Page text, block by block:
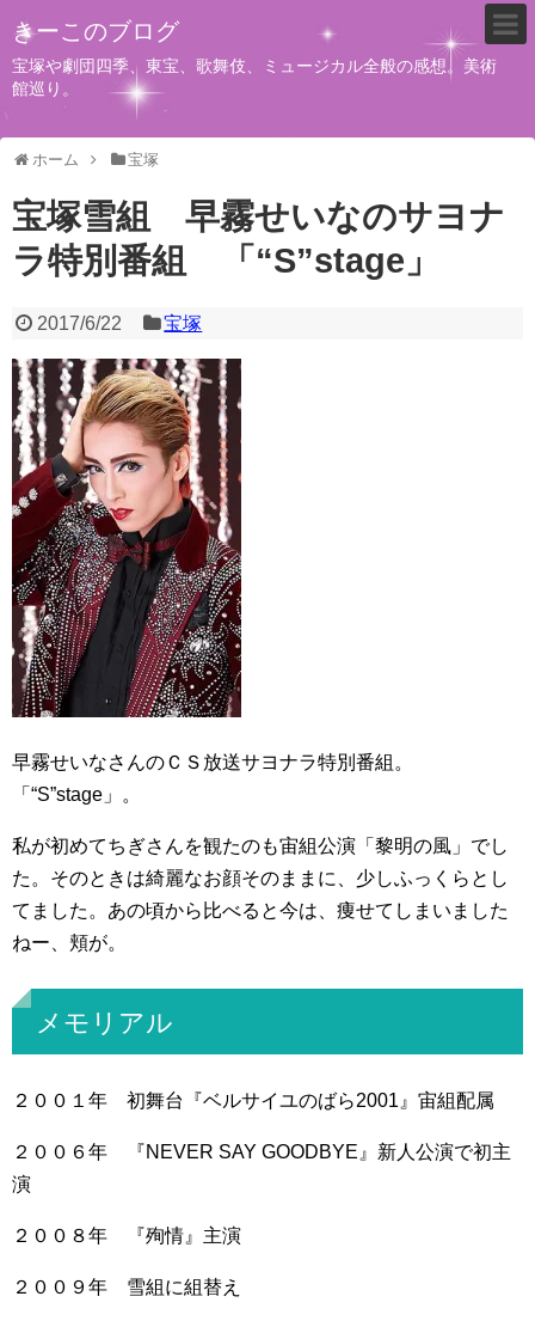
きーこのブログ
宝塚や劇団四季、東宝、歌舞伎、ミュージカル全般の感想。美術
館巡り。
ホーム 宝塚
宝塚雪組 早霧せいなのサヨナ
ラ特別番組 「“S”stage」
2017/6/22 宝塚
早霧せいなさんのＣＳ放送サヨナラ特別番組。
「“S”stage」。
私が初めてちぎさんを観たのも宙組公演「黎明の風」でし
た。そのときは綺麗なお顔そのままに、少しふっくらとし
てました。あの頃から比べると今は、痩せてしまいました
ねー、頬が。
メモリアル
２００１年 初舞台『ベルサイユのばら2001』宙組配属
２００６年 『NEVER SAY GOODBYE』新人公演で初主
演
２００８年 『殉情』主演
２００９年 雪組に組替え